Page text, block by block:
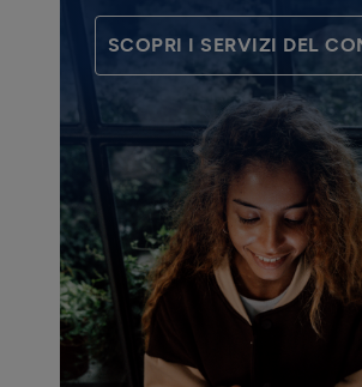
SCOPRI I SERVIZI DEL